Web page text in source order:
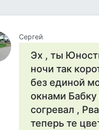
Сергей
Эх , ты
ночи так
без единой
окнами Бабку
согревал ,
теперь те